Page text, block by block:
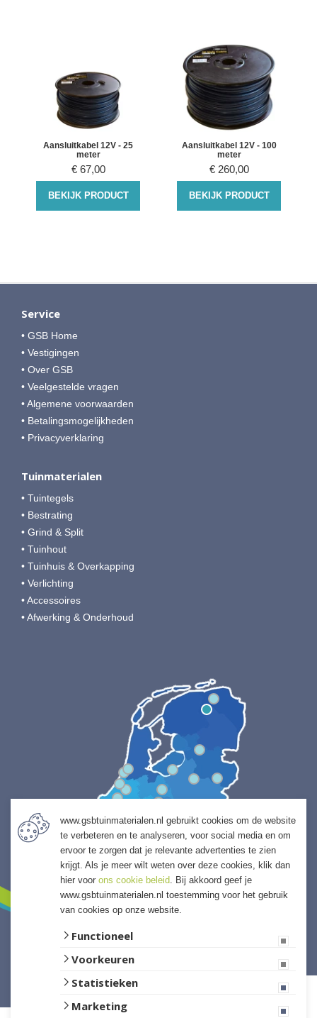
Aansluitkabel 12V - 25
meter
€ 67,00
BEKIJK PRODUCT
Aansluitkabel 12V - 100
meter
€ 260,00
BEKIJK PRODUCT
Service
• GSB Home
• Vestigingen
• Over GSB
• Veelgestelde vragen
• Algemene voorwaarden
• Betalingsmogelijkheden
• Privacyverklaring
Tuinmaterialen
• Tuintegels
• Bestrating
• Grind & Split
• Tuinhout
• Tuinhuis & Overkapping
• Verlichting
• Accessoires
• Afwerking & Onderhoud
www.gsbtuinmaterialen.nl gebruikt cookies om de website
te verbeteren en te analyseren, voor social media en om
ervoor te zorgen dat je relevante advertenties te zien
krijgt. Als je meer wilt weten over deze cookies, klik dan
hier voor ons cookie beleid. Bij akkoord geef je
www.gsbtuinmaterialen.nl toestemming voor het gebruik
van cookies op onze website.
Functioneel
Voorkeuren
Statistieken
Marketing